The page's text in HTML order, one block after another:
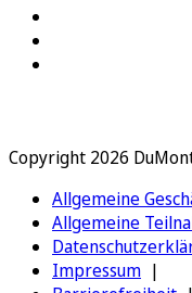
Copyright 2026
Allgemeine
Allgemeine
Impressum